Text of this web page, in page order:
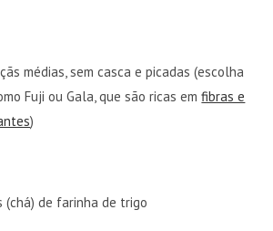
médias, sem casca e picadas (escolha
Fuji ou Gala, que são ricas emfibras e
)
(chá) de farinha de trigo